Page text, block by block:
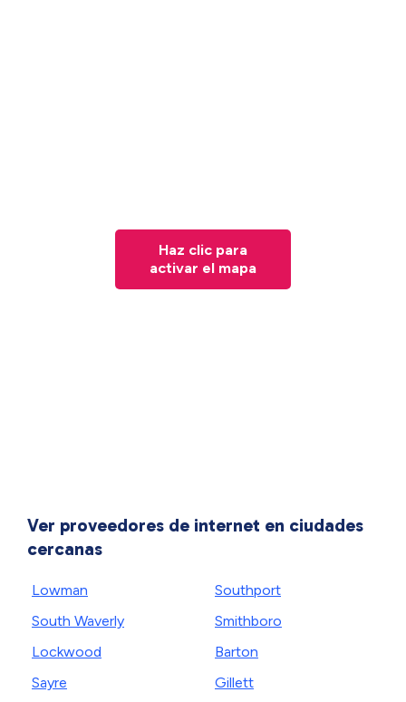
Haz clic para
activar el mapa
Ver proveedores de internet en ciudades
cercanas
Lowman
South Waverly
Lockwood
Sayre
Southport
Smithboro
Barton
Gillett